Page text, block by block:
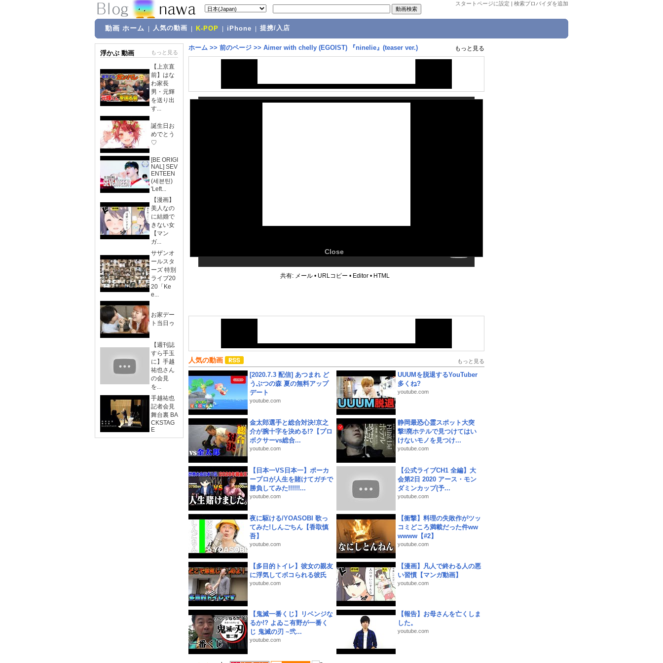
スタートページに設定 | 検索プロバイダを追加
動画 ホーム 人気の動画 K-POP iPhone 提携/入店
浮かぶ 動画 もっと見る
【上京直
前】はな
わ家長
男・元輝
を送り出
す...
誕生日お
めでとう
♡
[BE ORIGI
NAL] SEV
ENTEEN
(세븐틴)
'Left...
【漫画】
美人なの
に結婚で
きない女
【マン
ガ...
サザンオ
ールスタ
ーズ 特別
ライブ20
20「Ke
e...
お家デー
ト当日ゥ
【週刊誌
すら手玉
に】手越
祐也さん
の会見
を...
手越祐也
記者会見
舞台裏 BA
CKSTAG
E
ホーム >> 前のページ >> Aimer with chelly (EGOIST) 『ninelie』(teaser ver.) もっと見る
Close
共有: メール • URLコピー • Editor • HTML
人気の動画 もっと見る
[2020.7.3 配信] あつまれ ど
うぶつの森 夏の無料アップ
デート
youtube.com
UUUMを脱退するYouTuber
多くね?
youtube.com
金太郎選手と総合対決!京之
介が腕十字を決める!?【プロ
ボクサーvs総合...
youtube.com
静岡最恐心霊スポット大突
撃!廃ホテルで見つけてはい
けないモノを見つけ...
youtube.com
【日本一VS日本一】ポーカ
ープロが人生を賭けてガチで
勝負してみた!!!!!!...
youtube.com
【公式ライブCH1 全編】大
会第2日 2020 アース・モン
ダミンカップ(予...
youtube.com
夜に駆ける/YOASOBI 歌っ
てみた!しんごちん【香取慎
吾】
youtube.com
【衝撃】料理の失敗作がツッ
コミどころ満載だった件ww
wwww【#2】
youtube.com
【多目的トイレ】彼女の親友
に浮気してボコられる彼氏
youtube.com
【漫画】凡人で終わる人の悪
い習慣【マンガ動画】
youtube.com
【鬼滅一番くじ】リベンジな
るか!? よゐこ有野が一番く
じ 鬼滅の刃 ~弐...
youtube.com
【報告】お母さんを亡くしま
した。
youtube.com